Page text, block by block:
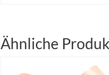
Ähnliche